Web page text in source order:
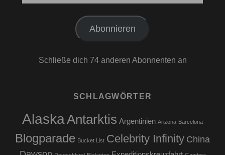
Abonnieren
Schließe dich 74 anderen Abonnenten an
SCHLAGWÖRTER
AlaskaAntarktis Argentinien Arizona Barcelona
Blogparade Bucket List Celebrity Infinity China